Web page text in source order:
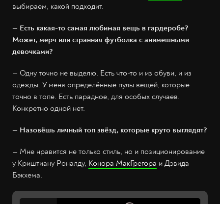
выбираем, какой подходит.
— Есть какая-то самая любимая вещь в гардеробе?
Может, мерч или странная футболка с анимешными
девочками?
— Одну точно не выделю. Есть что-то и из обуви, и из
одежды. У меня определённые пулы вещей, которые
точно в топе. Есть парадное, для особых случаев.
Конкретно одной нет.
— Назовёшь личный топ звёзд, которые круто выглядят?
— Мне нравится не только стиль, но и позиционирование
у Криштиану Роналду, Конора МакГрегора и Дэвида
Бэкхема.